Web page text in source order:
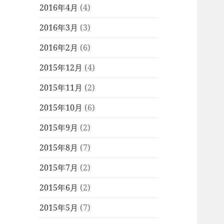
2016年4月 (4)
2016年3月 (3)
2016年2月 (6)
2015年12月 (4)
2015年11月 (2)
2015年10月 (6)
2015年9月 (2)
2015年8月 (7)
2015年7月 (2)
2015年6月 (2)
2015年5月 (7)